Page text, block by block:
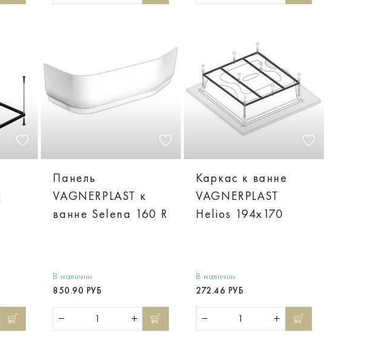
Панель
VAGNERPLAST к
ванне Selena 160 R
В наличии
850.90 РУБ
Каркас к ванне
VAGNERPLAST
Helios 194x170
В наличии
272.46 РУБ